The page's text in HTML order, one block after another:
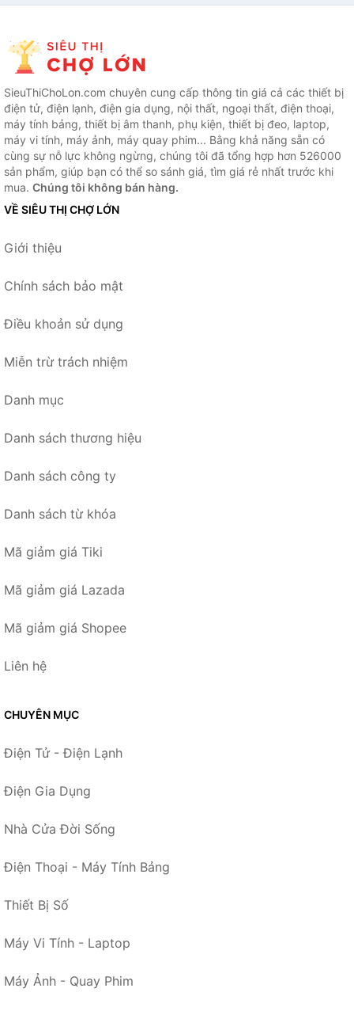
SieuThiChoLon.com chuyên cung cấp thông tin giá cả các thiết bị
điện tử, điện lạnh, điện gia dụng, nội thất, ngoại thất, điện thoại,
máy tính bảng, thiết bị âm thanh, phụ kiện, thiết bị đeo, laptop,
máy vi tính, máy ảnh, máy quay phim... Bằng khả năng sẵn có
cùng sự nỗ lực không ngừng, chúng tôi đã tổng hợp hơn 526000
sản phẩm, giúp bạn có thể so sánh giá, tìm giá rẻ nhất trước khi
mua. Chúng tôi không bán hàng.
VỀ SIÊU THỊ CHỢ LỚN
Giới thiệu
Chính sách bảo mật
Điều khoản sử dụng
Miễn trừ trách nhiệm
Danh mục
Danh sách thương hiệu
Danh sách công ty
Danh sách từ khóa
Mã giảm giá Tiki
Mã giảm giá Lazada
Mã giảm giá Shopee
Liên hệ
CHUYÊN MỤC
Điện Tử - Điện Lạnh
Điện Gia Dụng
Nhà Cửa Đời Sống
Điện Thoại - Máy Tính Bảng
Thiết Bị Số
Máy Vi Tính - Laptop
Máy Ảnh - Quay Phim